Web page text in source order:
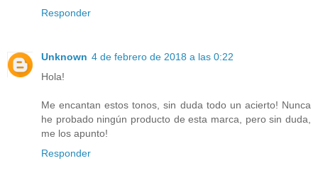
Responder
Unknown 4 de febrero de 2018 a las 0:22
Hola!
Me encantan estos tonos, sin duda todo un acierto! Nunca
he probado ningún producto de esta marca, pero sin duda,
me los apunto!
Responder